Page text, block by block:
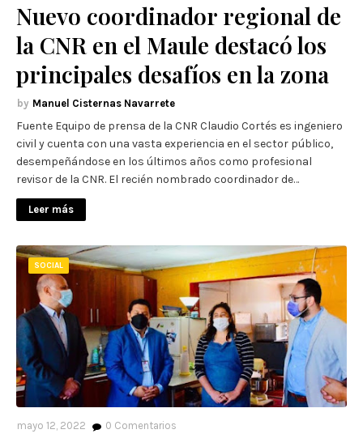
Nuevo coordinador regional de
la CNR en el Maule destacó los
principales desafíos en la zona
Manuel Cisternas Navarrete
Fuente Equipo de prensa de la CNR Claudio Cortés es ingeniero
civil y cuenta con una vasta experiencia en el sector público,
desempeñándose en los últimos años como profesional
revisor de la CNR. El recién nombrado coordinador de…
Leer más
SOCIAL
mayo 12, 2022 0 Comentarios